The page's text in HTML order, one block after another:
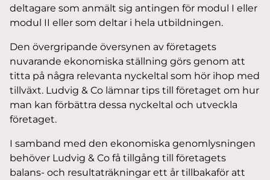
deltagare som anmält sig antingen för modul I eller
modul II eller som deltar i hela utbildningen.
Den övergripande översynen av företagets
nuvarande ekonomiska ställning görs genom att
titta på några relevanta nyckeltal som hör ihop med
tillväxt. Ludvig & Co lämnar tips till företaget om hur
man kan förbättra dessa nyckeltal och utveckla
företaget.
I samband med den ekonomiska genomlysningen
behöver Ludvig & Co få tillgång till företagets
balans- och resultaträkningar ett år tillbakaför att